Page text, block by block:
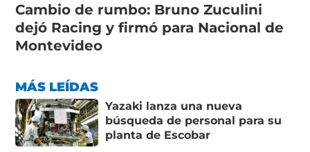
Cambio de rumbo: Bruno Zuculini
dejó Racing y firmó para Nacional de
Montevideo
MÁS LEÍDAS
Yazaki lanza una nueva
búsqueda de personal para su
planta de Escobar